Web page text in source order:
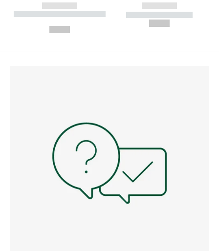
------------
----------- ----------- --------
------------
----------- -----------